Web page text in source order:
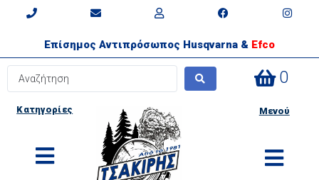
Επίσημος Αντιπρόσωπος Husqvarna & Efco
0
Κατηγορίες Μενού